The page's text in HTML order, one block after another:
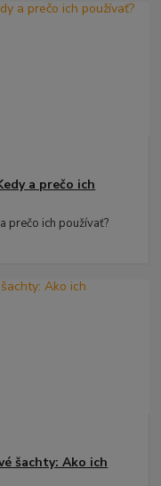
a prečo ich
prečo ich používať?
šachty: Ako ich